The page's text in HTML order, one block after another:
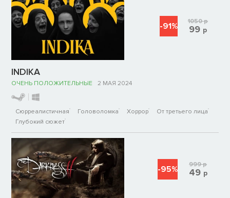
INDIKA
ОЧЕНЬ ПОЛОЖИТЕЛЬНЫЕ 2 МАЯ 2024
Сюрреалистичная Головоломка Хоррор
От третьего лица
Глубокий сюжет
-91% 1050р
99 р
-95% 999р
49 р